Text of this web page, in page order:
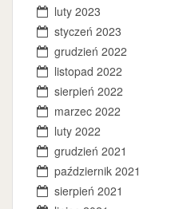
luty 2023
styczeń 2023
grudzień 2022
listopad 2022
sierpień 2022
marzec 2022
luty 2022
grudzień 2021
październik 2021
sierpień 2021